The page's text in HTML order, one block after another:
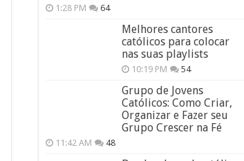
1:28 PM 64
Melhores cantores
católicos para colocar
nas suas playlists
10:19 PM 54
Grupo de Jovens
Católicos: Como Criar,
Organizar e Fazer seu
Grupo Crescer na Fé
11:42 AM 48